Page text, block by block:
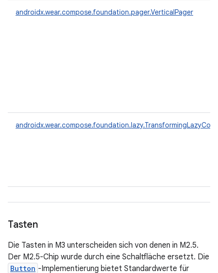
androidx.wear.compose.foundation.pager.VerticalPager
Tasten
Die Tasten in M3 unterscheiden sich von denen in M2.5.
Der M2.5-Chip wurde durch eine Schaltfläche ersetzt. Die
Button -Implementierung bietet Standardwerte für